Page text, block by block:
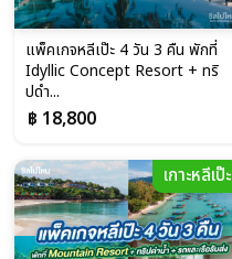
แพ็คเกจหลีเป๊ะ 4 วัน 3 คืน พักที่
Idyllic Concept Resort + ทริ
ปดำ...
฿ 18,800
เกาะหลีเป๊ะ